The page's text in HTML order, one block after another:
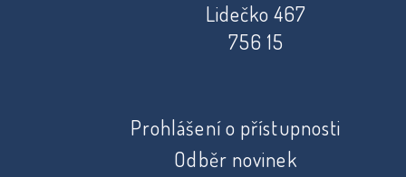
Lidečko 467
756 15
Prohlášení o přístupnosti
Odběr novinek